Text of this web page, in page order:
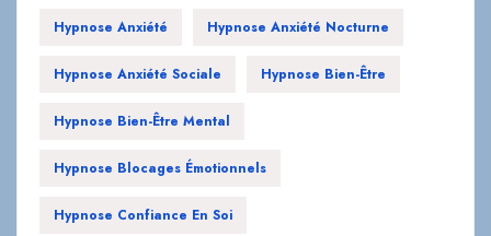
Hypnose Anxiété Hypnose Anxiété Nocturne
Hypnose Anxiété Sociale Hypnose Bien-Être
Hypnose Bien-Être Mental
Hypnose Blocages Émotionnels
Hypnose Confiance En Soi